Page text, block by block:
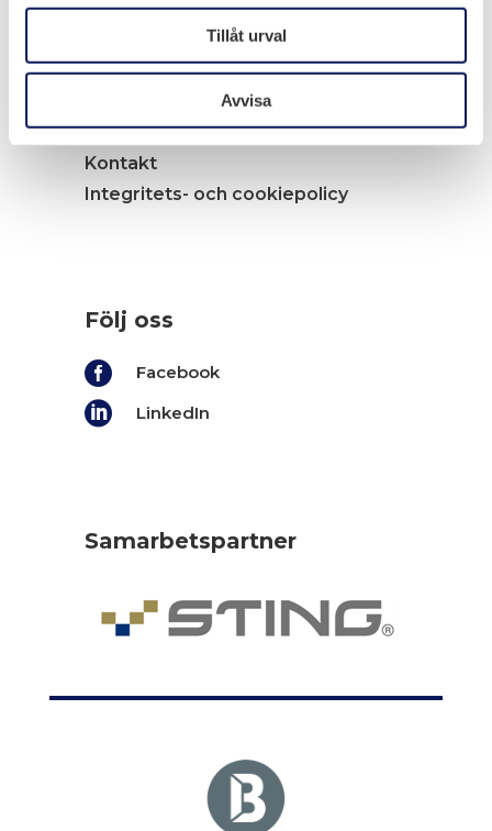
Tillåt urval
Avvisa
Arbete i elkraftsmiljö
Arbete i industriprojekt
Jobba hos oss
Om Melloff Bygg
Kontakt
Integritets- och cookiepolicy
Följ oss
 Facebook
 LinkedIn
Samarbetspartner